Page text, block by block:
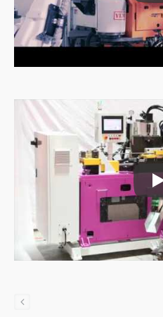
خلية عمل الانحناء التلقائي